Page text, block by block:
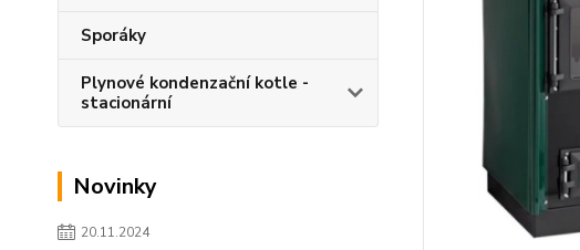
Sporáky
Plynové kondenzační kotle -
stacionární
Novinky
20.11.2024